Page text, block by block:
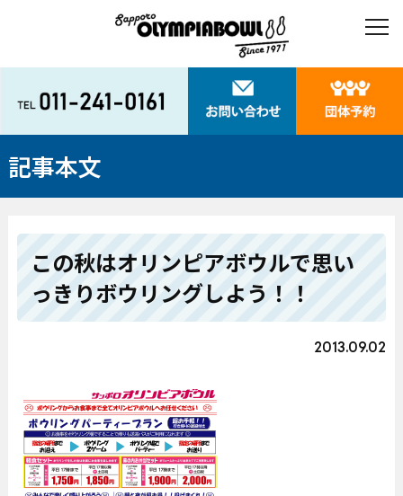
記事本文
この秋はオリンピアボウルで思い
っきりボウリングしよう！！
2013.09.02